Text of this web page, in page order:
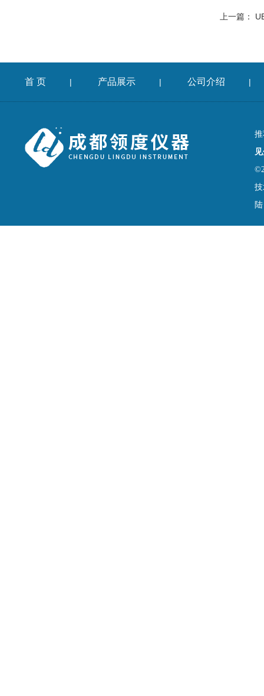
上一篇：
首 页 | 产品展示 | 公司介绍 |
陆